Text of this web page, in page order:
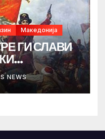
Македонија
ГИ СЛАВИ
NEWS